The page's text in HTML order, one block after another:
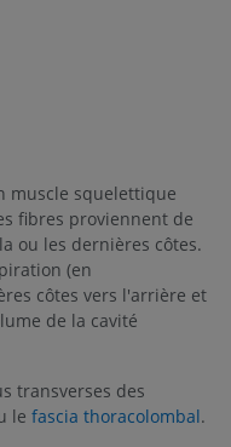
muscle squelettique
fibres proviennent de
ou les dernières côtes.
(en
côtes vers l'arrière et
de la cavité
transverses des
le fascia thoracolombal.